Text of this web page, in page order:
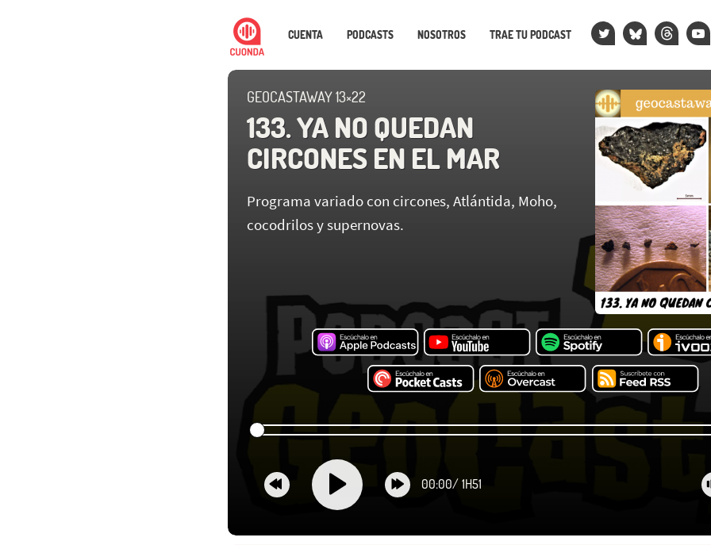
CUENTA PODCASTS NOSOTROS TRAE TU PODCAST
GEOCASTAWAY 13×22
133. YA NO QUEDAN
CIRCONES EN EL MAR
Programa variado con circones, Atlántida, Moho,
cocodrilos y supernovas.
00:00/ 1H51